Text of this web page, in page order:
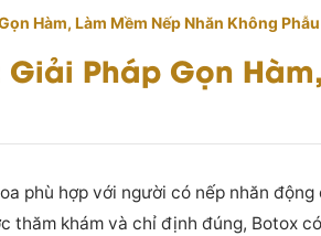
Hàm, Làm Mềm Nếp Nhăn Không
Pháp Gọn
phù hợp với người có nếp nhăn
khám và chỉ định đúng, Botox